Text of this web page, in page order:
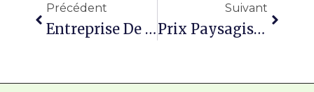
Précédent
Entreprise De Paysagisme À Dainville : Le Terrassement Comme Base De Tout Aménagement Extérieur Durable
Suivant
Prix Paysagiste À Arras : Combien Coute Un Jardinier ?